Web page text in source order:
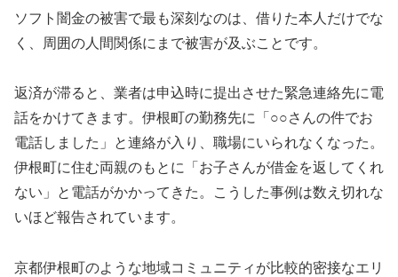
ソフト闇金の被害で最も深刻なのは、借りた本人だけでな
く、周囲の人間関係にまで被害が及ぶことです。
返済が滞ると、業者は申込時に提出させた緊急連絡先に電
話をかけてきます。伊根町の勤務先に「○○さんの件でお
電話しました」と連絡が入り、職場にいられなくなった。
伊根町に住む両親のもとに「お子さんが借金を返してくれ
ない」と電話がかかってきた。こうした事例は数え切れな
いほど報告されています。
京都伊根町のような地域コミュニティが比較的密接なエリ